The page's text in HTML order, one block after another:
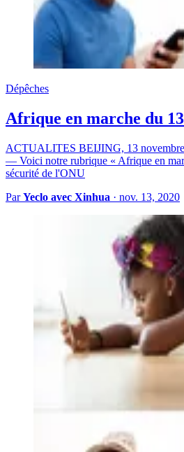
Dépêches
Afrique en marche du
ACTUALITES BEIJING, 13
— Voici notre rubrique « Afrique en
sécurité de l'ONU
ParYeclo avec Xinhua · nov. 13, 2020